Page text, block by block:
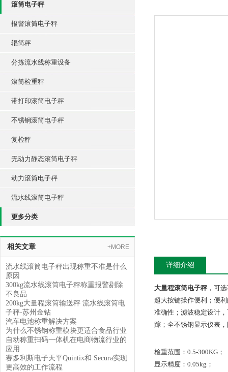
滚筒电子秤
报警滚筒电子秤
辊筒秤
分拣流水线称重设备
滚筒检重秤
带打印滚筒电子秤
不锈钢滚筒电子秤
复检秤
无动力静态滚筒电子秤
动力滚筒电子秤
流水线滚筒电子秤
更多分类
相关文章 +MORE
流水线滚筒电子秤出现称重不准是什么
原因
300kg流水线滚筒电子秤称重报警剔除
不良品
200kg大量程滚筒输送秤 流水线滚筒电
子秤-苏州金钻
汽车电池称重解决方案
为什么不锈钢称重模块更适合食品行业
自动称重扫码一体机在电商物流行业的
应用
赛多利斯电子天平Quintix和 Secura实现
更高效的工作流程
详细介绍
大量程滚筒电子秤 ，可
超大按键操作便利；便
准确性；滤波稳定设计
踪；全不锈钢显示仪表
检重范围：0.5-300KG；
显示精度：0.05kg；